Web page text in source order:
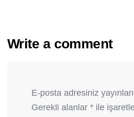
Write a comment
E-posta adresiniz
Gerekli alanlar * ile